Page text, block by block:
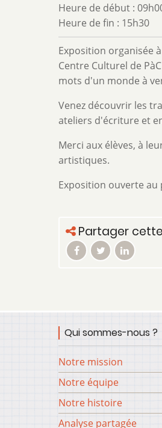
Heure de début :
Heure de fin : 15h30
Exposition organisée
Centre Culturel de
mots d'un monde à
Venez découvrir les
ateliers d'écriture et
Merci aux élèves, à
artistiques.
Exposition ouverte au
Partager
Qui sommes-nous ?
Notre mission
Notre équipe
Notre histoire
Analyse partagée